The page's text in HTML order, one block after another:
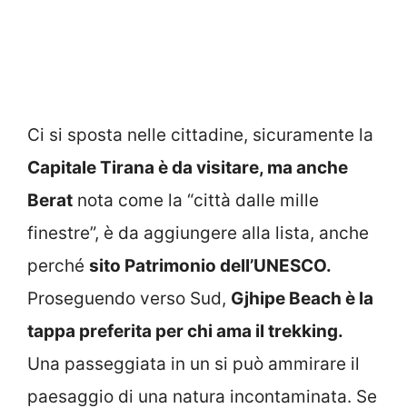
Ci si sposta nelle cittadine, sicuramente la
Capitale Tirana è da visitare, ma anche
Berat nota come la “città dalle mille
finestre”, è da aggiungere alla lista, anche
perché sito Patrimonio dell’UNESCO.
Proseguendo verso Sud, Gjhipe Beach è la
tappa preferita per chi ama il trekking.
Una passeggiata in un si può ammirare il
paesaggio di una natura incontaminata. Se